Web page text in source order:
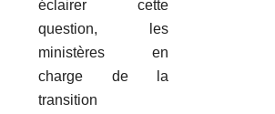
éclairer cette
question, les
ministères en
charge de la
transition